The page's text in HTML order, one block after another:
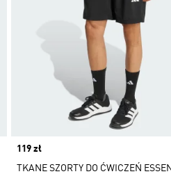
Price
119 zł
TKANE SZORTY DO ĆWICZEŃ